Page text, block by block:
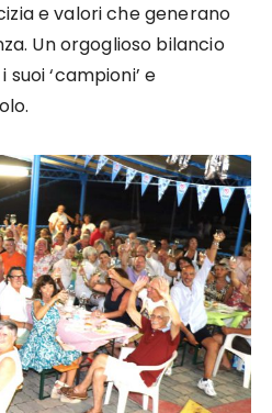
e valori che generano
Un orgoglioso bilancio
‘campioni’ e